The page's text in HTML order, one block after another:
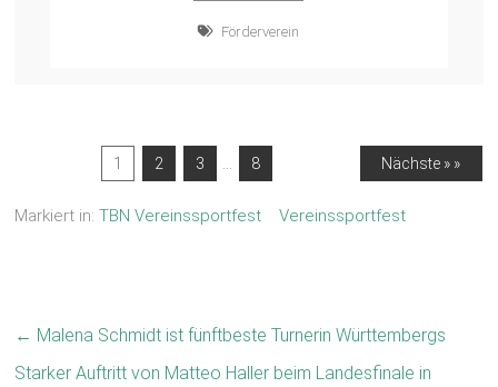
Förderverein
1 2 3 8 Nächste » »
Markiert in:TBN Vereinssportfest Vereinssportfest
← Malena Schmidt ist fünftbeste Turnerin Württembergs
Starker Auftritt von Matteo Haller beim Landesfinale in